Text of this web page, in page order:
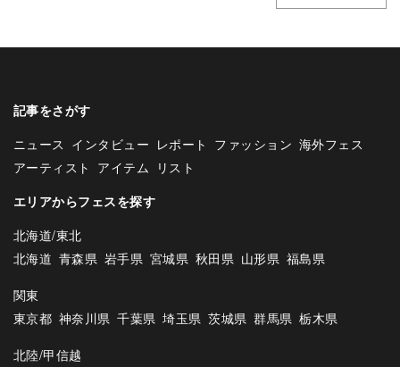
記事をさがす
ニュース インタビュー レポート ファッション 海外フェス
アーティスト アイテム
リスト
エリアからフェスを探す
北海道/東北
北海道 青森県 岩手県 宮城県 秋田県 山形県 福島県
関東
東京都 神奈川県 千葉県 埼玉県 茨城県 群馬県 栃木県
北陸/甲信越